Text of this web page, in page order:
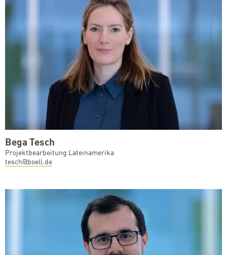
Bega Tesch
Projektbearbeitung Lateinamerika
tesch@boell.de